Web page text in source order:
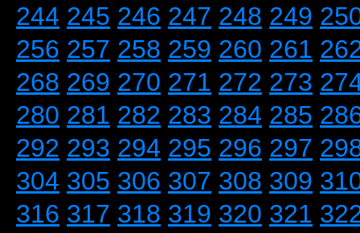
244 245 246 247 248 249
256 257 258 259 260 261
268 269 270 271 272 273
280 281 282 283 284 285
292 293 294 295 296 297
304 305 306 307 308 309
316 317 318 319 320 321